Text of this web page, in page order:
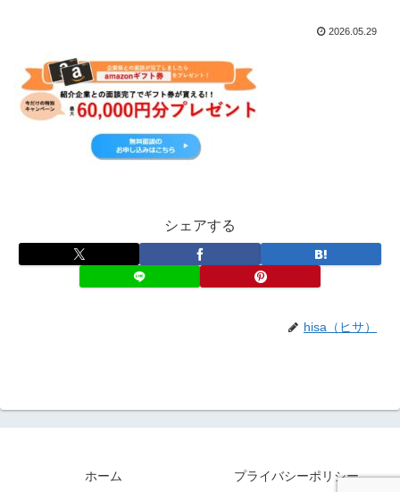
2026.05.29
シェアする
hisa（ヒサ）
ホーム プライバシーポリシー